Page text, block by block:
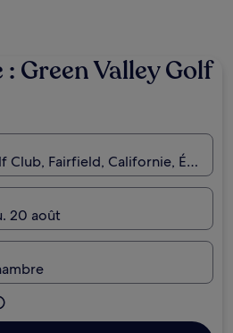
Green Valley Golf
Club, Fairfield, Californie, États-
20 août